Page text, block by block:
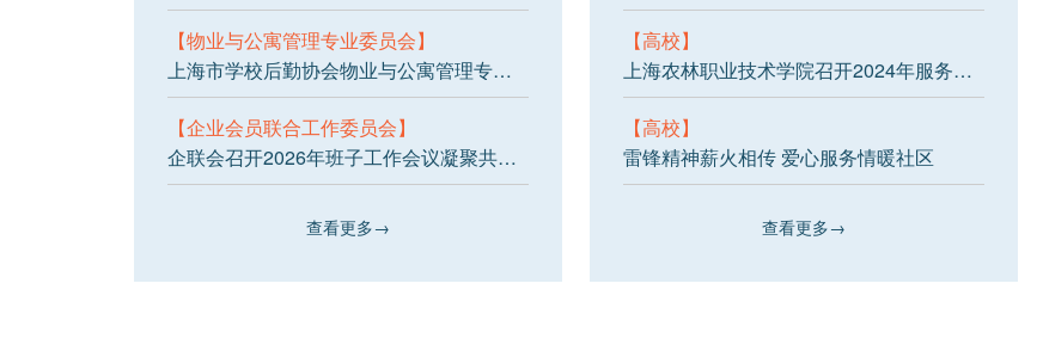
【物业与公寓管理专业委员会】
上海市学校后勤协会物业与公寓管理专业委员会2026年第一次主任秘书长工作会议顺利召开
【企业会员联合工作委员会】
企联会召开2026年班子工作会议凝聚共识谋发展 聚焦实效启新程
查看更多→
【高校】
上海农林职业技术学院召开2024年服务育人工程总结会
【高校】
雷锋精神薪火相传 爱心服务情暖社区
查看更多→